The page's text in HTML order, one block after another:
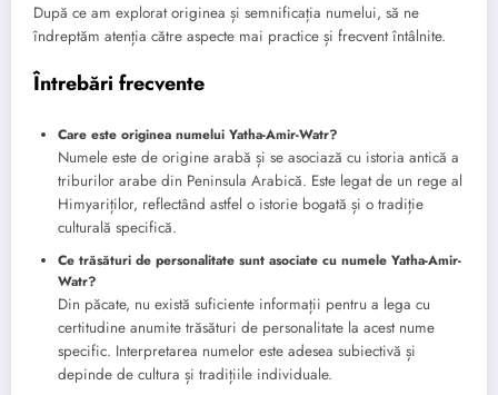
După ce am explorat originea și semnificația numelui, să ne
îndreptăm atenția către aspecte mai practice și frecvent întâlnite.
Întrebări frecvente
Care este originea numelui Yatha-Amir-Watr?
Numele este de origine arabă și se asociază cu istoria antică a
triburilor arabe din Peninsula Arabică. Este legat de un rege al
Himyariților, reflectând astfel o istorie bogată și o tradiție
culturală specifică.
Ce trăsături de personalitate sunt asociate cu numele Yatha-Amir-
Watr?
Din păcate, nu există suficiente informații pentru a lega cu
certitudine anumite trăsături de personalitate la acest nume
specific. Interpretarea numelor este adesea subiectivă și
depinde de cultura și tradițiile individuale.